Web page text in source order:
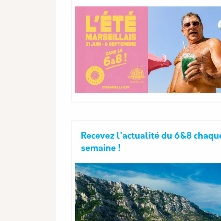
Recevez l'actualité du 6&8
semaine !